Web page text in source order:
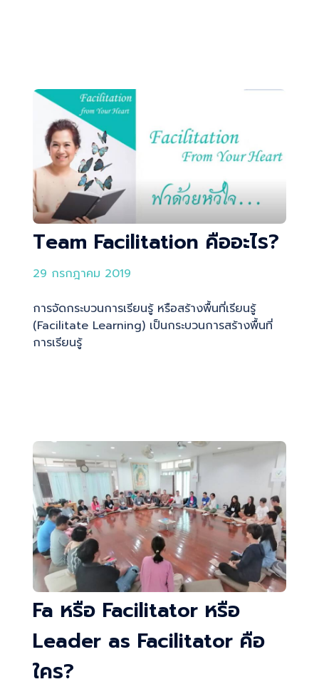
Team Facilitation คืออะไร?
29 กรกฎาคม 2019
การจัดกระบวนการเรียนรู้ หรือสร้างพื้นที่เรียนรู้
(Facilitate Learning) เป็นกระบวนการสร้างพื้นที่
การเรียนรู้
Fa หรือ Facilitator หรือ
Leader as Facilitator คือ
ใคร?